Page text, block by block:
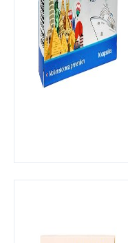
Zīmols
HKK (1)